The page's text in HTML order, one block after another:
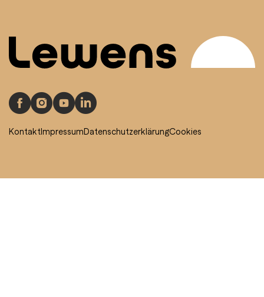
KontaktImpressumDatenschutzerklärungCookies